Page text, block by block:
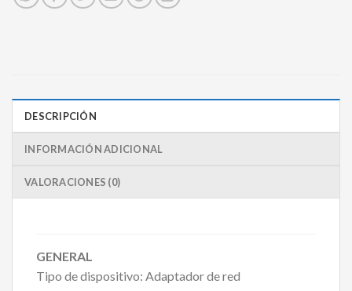
DESCRIPCIÓN
INFORMACIÓN ADICIONAL
VALORACIONES (0)
GENERAL
Tipo de dispositivo: Adaptador de red